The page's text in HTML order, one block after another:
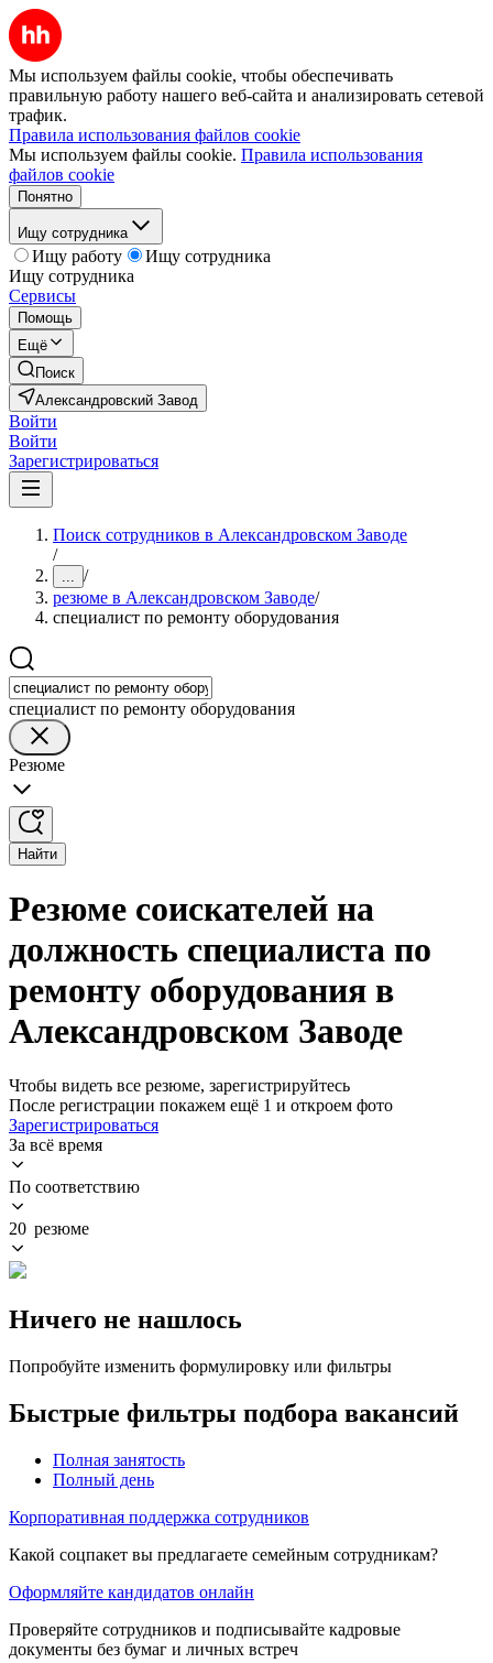
Мы используем файлы cookie, чтобы обеспечивать
правильную работу нашего веб-сайта и анализировать сетевой
трафик.
Правила использования файлов cookie
Мы используем файлы cookie. Правила использования
файлов cookie
Понятно
Ищу сотрудника
Ищу работу
Ищу сотрудника
Ищу сотрудника
Сервисы
Помощь
Ещё
Поиск
Александровский Завод
Войти
Войти
Зарегистрироваться
Поиск сотрудников в Александровском Заводе
/
... /
резюме в Александровском Заводе/
специалист по ремонту оборудования
специалист по ремонту оборудования
Резюме
Найти
Резюме соискателей на
должность специалиста по
ремонту оборудования в
Александровском Заводе
Чтобы видеть все резюме, зарегистрируйтесь
После регистрации покажем ещё 1 и откроем фото
Зарегистрироваться
За всё время
По соответствию
20 резюме
Ничего не нашлось
Попробуйте изменить формулировку или фильтры
Быстрые фильтры подбора вакансий
Полная занятость
Полный день
Корпоративная поддержка сотрудников
Какой соцпакет вы предлагаете семейным сотрудникам?
Оформляйте кандидатов онлайн
Проверяйте сотрудников и подписывайте кадровые
документы без бумаг и личных встреч